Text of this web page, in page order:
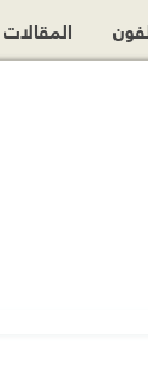
المقالات